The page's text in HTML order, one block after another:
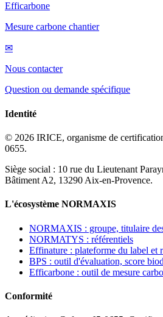
Efficarbone
Mesure carbone chantier
✉
Nous contacter
Question ou demande spécifique
Identité
© 2026 IRICE, organisme de
0655.
Siège social : 10 rue du Lieutenant
Bâtiment A2, 13290 Aix-en-Provence.
L'écosystème NORMAXIS
NORMAXIS : groupe, titulaire
NORMATYS : référentiels
Effinature : plateforme du label et
BPS : outil d'évaluation, score
Efficarbone : outil de mesure
Conformité